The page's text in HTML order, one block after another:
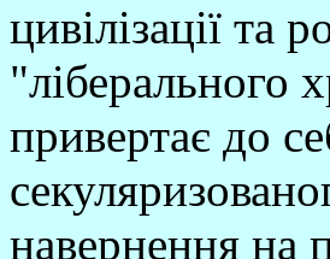
цивілізації та
"ліберального
привертає до
навернення на